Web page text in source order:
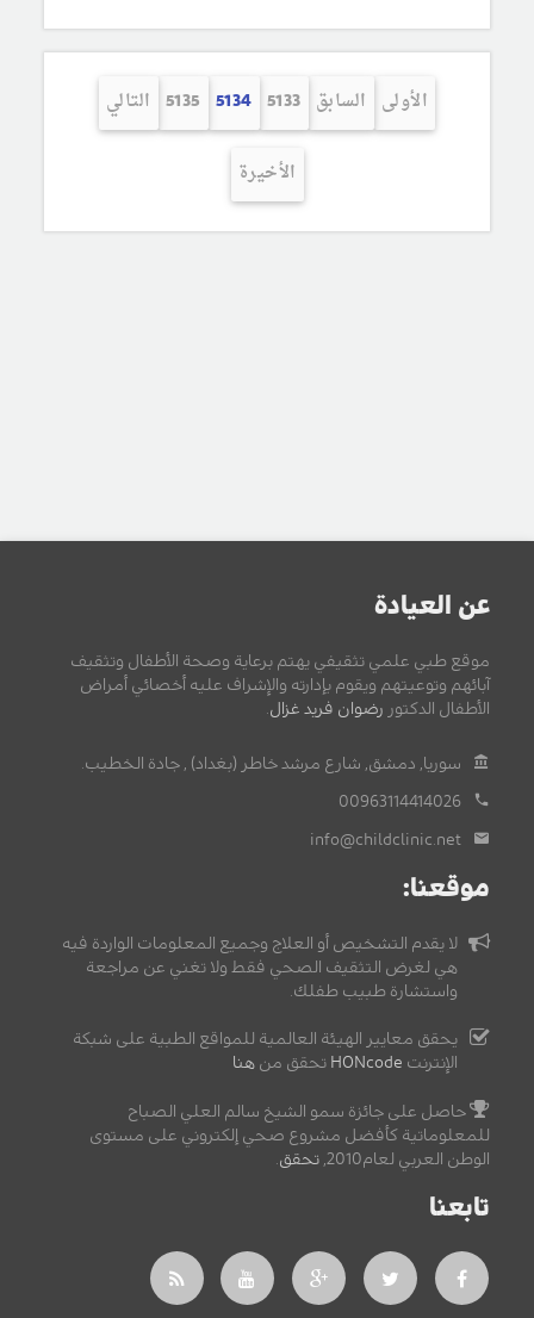
الأولى السابق 5133
5134
5135 التالي
الأخيرة
عن العيادة
موقع طبي علمي تثقيفي يهتم برعاية وصحة الأطفال وتثقيف
آبائهم وتوعيتهم ويقوم بإدارته والإشراف عليه أخصائي أمراض
الأطفال الدكتور رضوان فريد غزال
سوريا, دمشق, شارع مرشد خاطر (بغداد) , جادة الخطيب.
00963114414026
info@childclinic.net
موقعنا:
لا يقدم التشخيص أو العلاج وجميع المعلومات الواردة فيه
هي لغرض التثقيف الصحي فقط ولا تغني عن مراجعة
واستشارة طبيب طفلك.
يحقق معايير الهيئة العالمية للمواقع الطبية على شبكة
الإنترنت HONcode تحقق من هنا
حاصل على جائزة سمو الشيخ سالم العلي الصباح
للمعلوماتية كأفضل مشروع صحي إلكتروني على مستوى
الوطن العربي لعام2010,
تحقق
تابعنا